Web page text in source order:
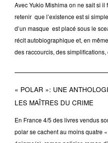
Avec Yukio Mishima on ne sait si
retenir que l’existence est si
d’un masque est placé sous le
récit autobiographique et, en
des raccourcis, des
« POLAR »: UNE
LES MAÎTRES DU CRIME
En France 4/5 des livres vendus
polar se cachent au moins quatre